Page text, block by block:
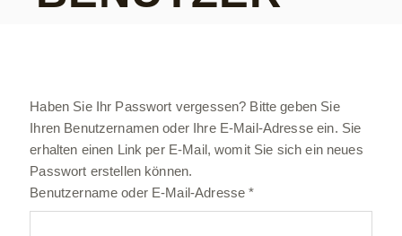
Haben Sie Ihr Passwort vergessen? Bitte geben Sie
Ihren Benutzernamen oder Ihre E-Mail-Adresse ein. Sie
erhalten einen Link per E-Mail, womit Sie sich ein neues
Passwort erstellen können.
Benutzername oder E-Mail-Adresse*Erforderlich